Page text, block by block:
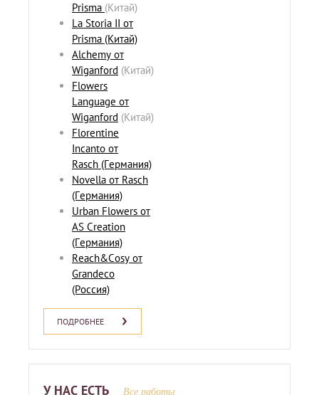
Prisma (Китай)
La Storia II от
Prisma (Китай)
Alchemy от
Wiganford (Китай)
Flowers
Language от
Wiganford (Китай)
Florentine
Incanto от
Rasch (Германия)
Novella от Rasch
(Германия)
Urban Flowers от
AS Creation
(Германия)
Reach&Cosy от
Grandeco
(Россия)
ПОДРОБНЕЕ
У НАС ЕСТЬ Все работы